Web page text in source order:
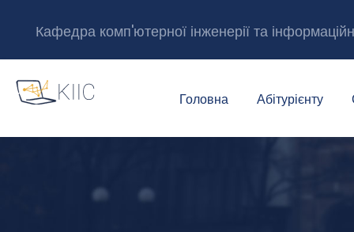
Кафедра комп'ютерної інженерії та
Головна Абітурієнту